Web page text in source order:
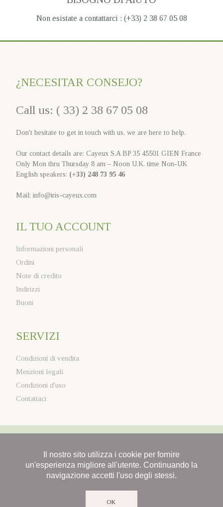
Non esistate a contattarci : (+33) 2 38 67 05 08
¿NECESITAR CONSEJO?
Call us: ( 33) 2 38 67 05 08
Don't hesitate to get in touch with us, we are here to help.
Our contact details are: Cayeux S.A BP 35 45501 GIEN France
Only Mon thru Thursday 8 am – Noon U.K. time Non-UK
English speakers: (+33) 248 73 95 46
Mail: info@iris-cayeux.com
IL TUO ACCOUNT
Informazioni personali
Ordini
Note di credito
Indirizzi
Buoni
SERVIZI
Condizioni di vendita
Menzioni legali
Condizioni d'uso
Contattaci
Il nostro sito utilizza i cookie per fornire
un'esperienza migliore all'utente. Continuando la
navigazione accetti l'uso degli stessi.
OK